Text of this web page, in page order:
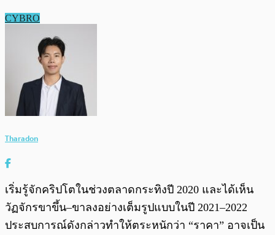
CYBRO
Tharadon
เริ่มรู้จักคริปโตในช่วงตลาดกระทิงปี 2020 และได้เห็น
วัฏจักรขาขึ้น–ขาลงอย่างเต็มรูปแบบในปี 2021–2022
ประสบการณ์ดังกล่าวทำให้ตระหนักว่า “ราคา” อาจเป็น